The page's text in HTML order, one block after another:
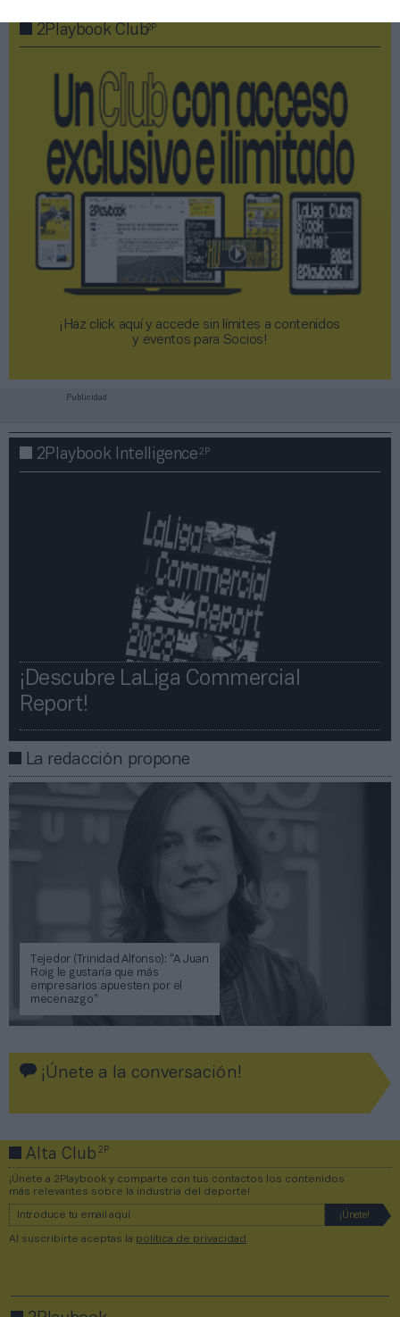
2Playbook Club2P
¡Haz click aquí y accede sin límites a contenidos
y eventos para Socios!​​​​​​​
Publicidad
2Playbook Intelligence2P
¡Descubre LaLiga Commercial
Report!​​
La redacción propone
Tejedor (Trinidad Alfonso): “A Juan
Roig le gustaría que más
empresarios apuesten por el
mecenazgo”
¡Únete a la conversación!
Alta Club2P
¡Únete a 2Playbook y comparte con tus contactos los contenidos
más relevantes sobre la industria del deporte!
Al suscribirte aceptas la política de privacidad